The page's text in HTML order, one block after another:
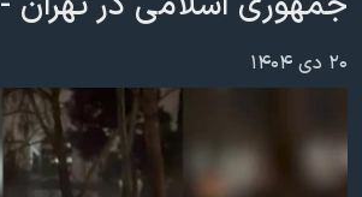
اصلی
جهش
به
جستجو
گزیده‌ها
ویژه برنامه‌ها
ویدیوها
عملیات خشم حماسی
۲۵۰سالگی آمریکا
بایگانی برنامه‌های تلویزیونی
پخش رادیویی
یادگیری زبان انگلیسی
۲۰ دی ۱۴۰۴